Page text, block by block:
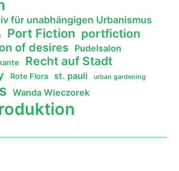
für unabhängigen Urbanismus
Port Fiction portfiction
of desires Pudelsalon
Recht auf Stadt
Rote Flora st. pauli urban gardening
Wanda Wieczorek